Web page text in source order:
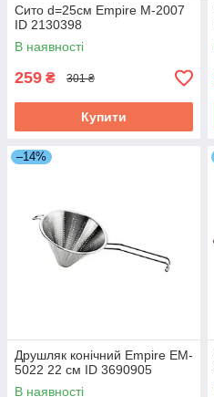
Сито d=25см Empire М-2007
ID 2130398
В наявності
259 ₴ 301 ₴
Купити
–14%
Друшляк конічний Empire EM-
5022 22 см ID 3690905
В наявності